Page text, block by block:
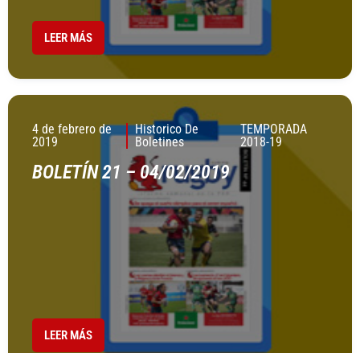
LEER MÁS
4 de febrero de
2019
Historico De
Boletines
TEMPORADA
2018-19
BOLETÍN 21 – 04/02/2019
LEER MÁS